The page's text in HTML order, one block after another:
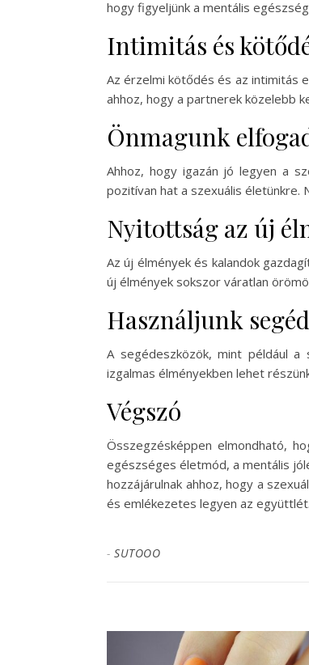
hogy figyeljünk a mentális
Intimitás és
Az érzelmi kötődés és az intimitás
ahhoz, hogy a partnerek közelebb
Önmagunk
Ahhoz, hogy igazán jó legyen a
pozitívan hat a szexuális életünkre.
Nyitottság az új
Az új élmények és kalandok
új élmények sokszor váratlan
Használjunk
A segédeszközök, mint például
izgalmas élményekben lehet
Végszó
Összegzésképpen elmondható,
egészséges életmód, a mentális
hozzájárulnak ahhoz, hogy a
és emlékezetes legyen az együttlét.
- SUTOOO